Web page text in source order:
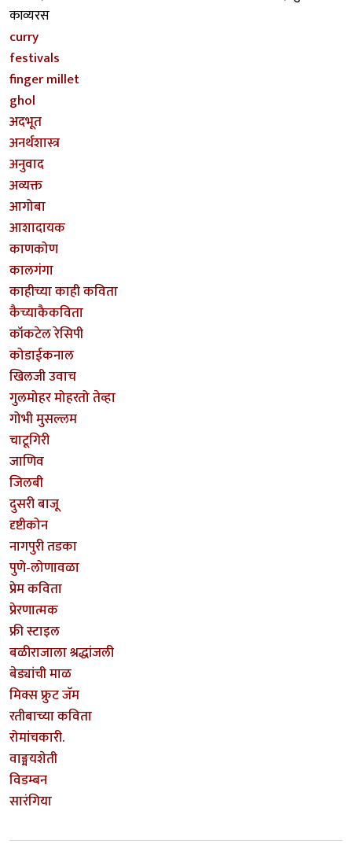
काव्यरस
curry
festivals
finger millet
ghol
अदभूत
अनर्थशास्त्र
अनुवाद
अव्यक्त
आगोबा
आशादायक
काणकोण
कालगंगा
काहीच्या काही कविता
कैच्याकैकविता
कॉकटेल रेसिपी
कोडाईकनाल
खिलजी उवाच
गुलमोहर मोहरतो तेव्हा
गोभी मुसल्लम
चाटूगिरी
जाणिव
जिलबी
दुसरी बाजू
दृष्टीकोन
नागपुरी तडका
पुणे-लोणावळा
प्रेम कविता
प्रेरणात्मक
फ्री स्टाइल
बळीराजाला श्रद्धांजली
बेड्यांची माळ
मिक्स फ्रुट जॅम
रतीबाच्या कविता
रोमांचकारी.
वाङ्मयशेती
विडम्बन
सारंगिया